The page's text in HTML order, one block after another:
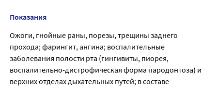
Показания
Ожоги, гнойные раны, порезы, трещины заднего
прохода; фарингит, ангина; воспалительные
заболевания полости рта (гингивиты, пиорея,
воспалительно-дистрофическая форма пародонтоза) и
верхних отделах дыхательных путей; в составе